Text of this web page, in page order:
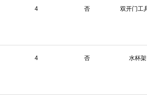
4 否 双开门工
4 否 水杯架